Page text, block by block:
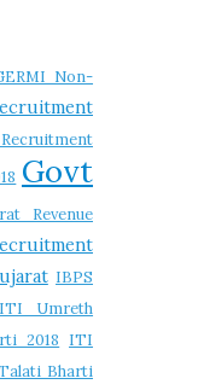
Non-
Govt
Revenue
IBPS
ITI Umreth
2018 ITI
Bharti